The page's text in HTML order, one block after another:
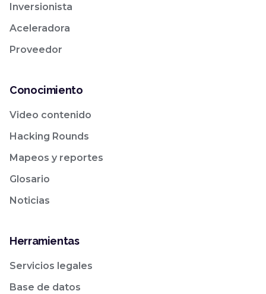
Inversionista
Aceleradora
Proveedor
Conocimiento
Video contenido
Hacking Rounds
Mapeos y reportes
Glosario
Noticias
Herramientas
Servicios legales
Base de datos